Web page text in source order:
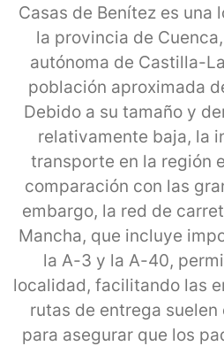
Casas de Benítez es una
la provincia de
autónoma de Castilla-
población aproximada
Debido a su tamaño y
relativamente baja, la
transporte en la región
comparación con las
embargo, la red de
Mancha, que incluye
la A-3 y la A-40,
localidad, facilitando las
rutas de entrega
para asegurar que los